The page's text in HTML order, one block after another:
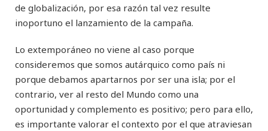
de globalización, por esa razón tal vez resulte
inoportuno el lanzamiento de la campaña.
Lo extemporáneo no viene al caso porque
consideremos que somos autárquico como país ni
porque debamos apartarnos por ser una isla; por el
contrario, ver al resto del Mundo como una
oportunidad y complemento es positivo; pero para ello,
es importante valorar el contexto por el que atraviesan